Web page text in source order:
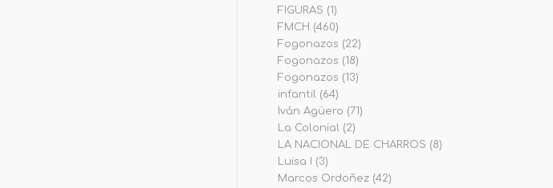
FIGURAS (1)
FMCH (460)
Fogonazos (22)
Fogonazos (18)
Fogonazos (13)
infantil
(64)
Iván Agüero (71)
La Colonial
(2)
LA NACIONAL DE CHARROS (8)
Luisa I
(3)
Marcos Ordoñez (42)